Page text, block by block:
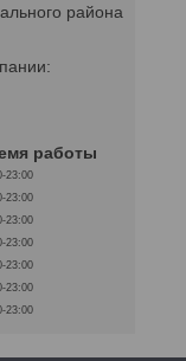
района
работы
23:00
23:00
23:00
23:00
23:00
23:00
23:00